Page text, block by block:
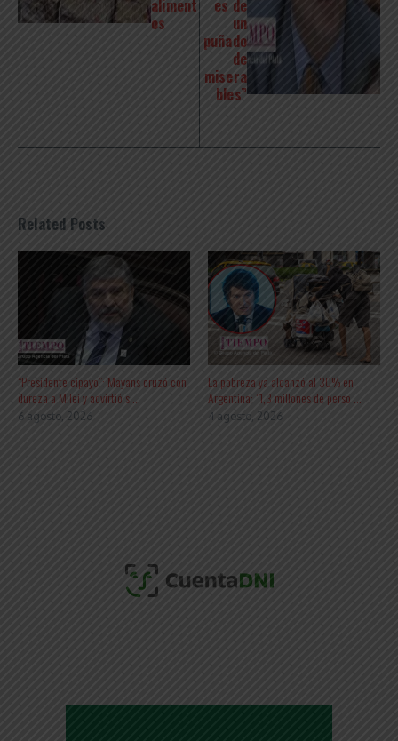
aliment
os
es de
un
puñado
de
misera
bles”
Related Posts
“Presidente cipayo”: Mayans cruzó con
dureza a Milei y advirtió s ...
6 agosto, 2026
La pobreza ya alcanzó al 30% en
Argentina: “1,3 millones de perso ...
4 agosto, 2026